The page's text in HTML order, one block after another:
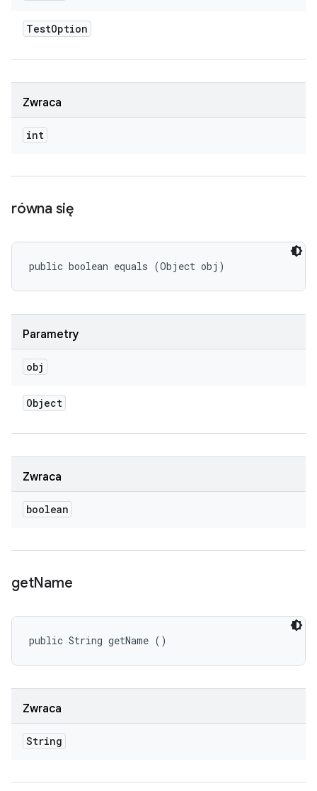
TestOption
Zwraca
int
równa się
public boolean equals (Object obj)
Parametry
obj
Object
Zwraca
boolean
getName
public String getName ()
Zwraca
String